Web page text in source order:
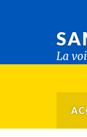
La